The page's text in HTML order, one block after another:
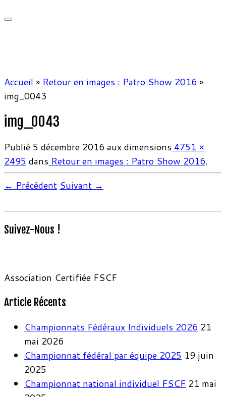
Accueil » Retour en images : Patro Show 2016 »
img_0043
img_0043
Publié 5 décembre 2016 aux dimensions 4751 ×
2495 dans Retour en images : Patro Show 2016.
← Précédent Suivant →
Suivez-Nous !
Association Certifiée FSCF
Article Récents
Championnats Fédéraux Individuels 2026 21
mai 2026
Championnat fédéral par équipe 2025 19 juin
2025
Championnat national individuel FSCF 21 mai